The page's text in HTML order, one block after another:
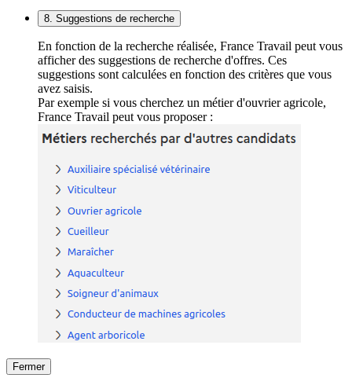
8. Suggestions de recherche
En fonction de la recherche réalisée, France Travail peut vous
afficher des suggestions de recherche d'offres. Ces
suggestions sont calculées en fonction des critères que vous
avez saisis.
Par exemple si vous cherchez un métier d'ouvrier agricole,
France Travail peut vous proposer :
Fermer